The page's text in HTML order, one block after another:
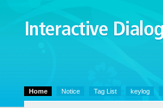
Interactive
PR 2.0
Home Notice Tag List keylog